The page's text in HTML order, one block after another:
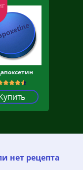
нет рецепта